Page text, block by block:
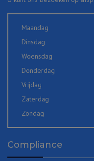
Maandag
Dinsdag
Woensdag
Donderdag
Vrijdag
Zaterdag
Zondag
Compliance